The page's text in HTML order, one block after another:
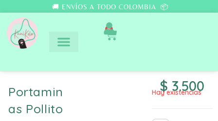
🚚 ENVÍOS A TODO COLOMBIA 📦
0
Portamin
As Pollito
$ 3.500
Hay existencias